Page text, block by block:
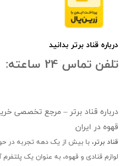
درباره قناد برتر بدانید
تلفن تماس 24 ساعته:
درباره قناد برتر – مرجع تخصصی
قهوه در ایران
قناد برتر، با بیش از یک دهه تجربه در
لوازم قنادی و قهوه، به عنوان یک پلتفرم